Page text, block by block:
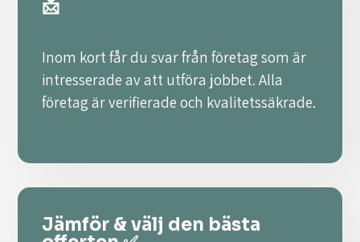
📩
Inom kort får du svar från företag som är
intresserade av att utföra jobbet. Alla
företag är verifierade och kvalitetssäkrade.
Jämför & välj den bästa